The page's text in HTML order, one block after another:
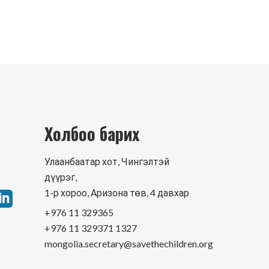
Холбоо барих
Улаанбаатар хот, Чингэлтэй
дүүрэг,
1-р хороо, Аризона төв, 4 давхар
+976 11 329365
+976 11 329371 1327
mongolia.secretary@savethechildren.org